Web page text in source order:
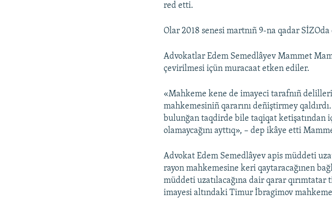
red etti.
Olar 2018 senesi martnıñ 9-na qadar
Advokatlar Edem Semedlâyev Mammet
çevirilmesi içün muracaat etken ediler.
«Mahkeme kene de imayeci tarafnıñ
mahkemesiniñ qararını deñiştirmey
bulunğan taqdirde bile taqiqat ketişatından
olamaycağını ayttıq», – dep ikâye etti
Advokat Edem Semedlâyev apis müddeti
rayon mahkemesine keri qaytaracağınen
müddeti uzatılacağına dair qarar
imayesi altındaki Timur İbragimov